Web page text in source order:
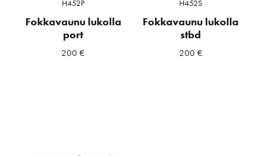
H452P
Fokkavaunu lukolla
port
200€
H452S
Fokkavaunu lukolla
stbd
200 €